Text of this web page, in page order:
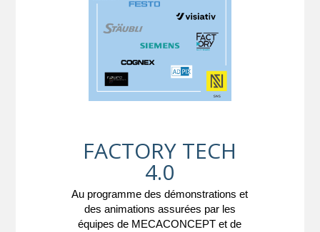
FACTORY TECH
4.0
Au programme des démonstrations et
des animations assurées par les
équipes de MECACONCEPT et de